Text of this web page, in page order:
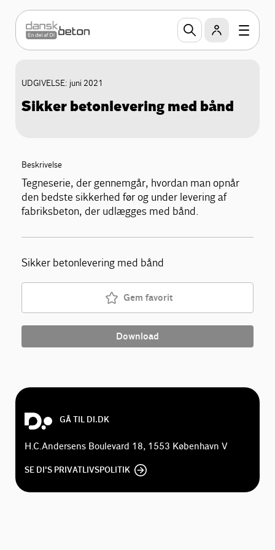
UDGIVELSE: juni 2021
Sikker betonlevering med bånd
Beskrivelse
Tegneserie, der gennemgår, hvordan man opnår
den bedste sikkerhed før og under levering af
fabriksbeton, der udlægges med bånd.
Sikker betonlevering med bånd
Gem favorit
Download
GÅ TIL DI.DK
H.C.Andersens Boulevard 18, 1553 København V
SE DI'S PRIVATLIVSPOLITIK